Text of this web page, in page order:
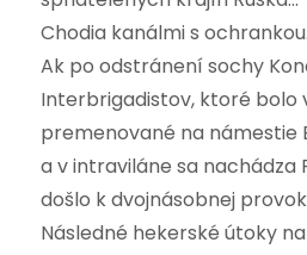
Chodia kanálmi s ochrankou.
Ak po odstránení sochy
Interbrigadistov, ktoré bolo
premenované na námestie
a v intraviláne sa nachádza
došlo k dvojnásobnej
Následné hekerské útoky